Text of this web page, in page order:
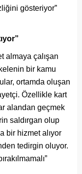
gösteriyor”
almaya çalışan
bir kamu
ortamda oluşan
Özellikle kart
alandan geçmek
saldırgan olup
bir hizmet alıyor
tedirgin oluyor.